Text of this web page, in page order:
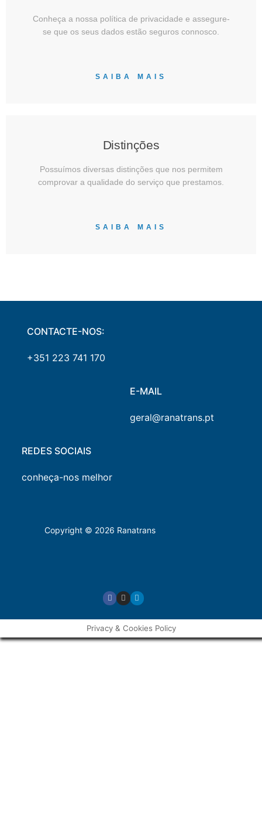
Conheça a nossa política de privacidade e assegure-
se que os seus dados estão seguros connosco.
SAIBA MAIS
Distinções
Possuímos diversas distinções que nos permitem
comprovar a qualidade do serviço que prestamos.
SAIBA MAIS
CONTACTE-NOS:
+351 223 741 170
E-MAIL
geral@ranatrans.pt
REDES SOCIAIS
conheça-nos melhor
Copyright © 2026 Ranatrans
Privacy & Cookies Policy